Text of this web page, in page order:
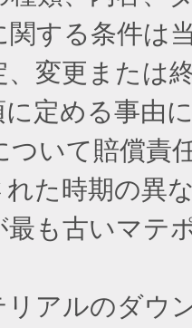
する条件は
、変更または
定める事由
ついて賠償責
た時期の異
も古いマテ
アルのダウ